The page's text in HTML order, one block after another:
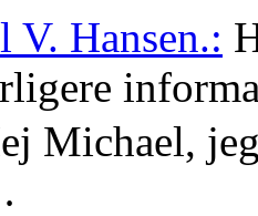
V. Hansen.:
Michael,